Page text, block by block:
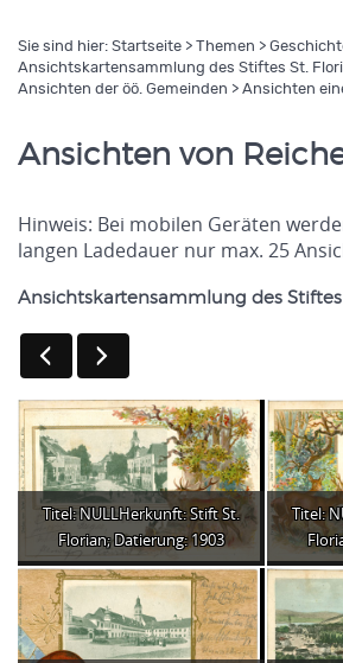
Sie sind hier: Startseite > Themen >
Ansichtskartensammlung des Stiftes St.
Ansichten der öö. Gemeinden > Ansichten
Ansichten von
Hinweis: Bei mobilen Geräten
langen Ladedauer nur max. 25
Ansichtskartensammlung des Stiftes
Titel: NULLHerkunft: Stift St.
Florian; Datierung: 1903
Titel: